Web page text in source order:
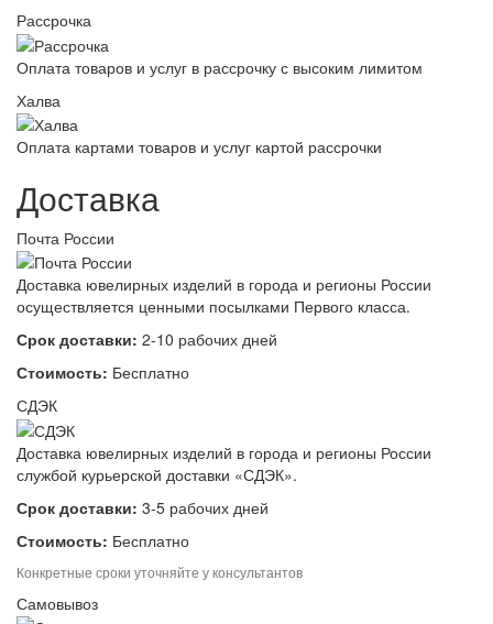
Рассрочка
Оплата товаров и услуг в рассрочку с высоким лимитом
Халва
Оплата картами товаров и услуг картой рассрочки
Доставка
Почта России
Доставка ювелирных изделий в города и регионы России
осуществляется ценными посылками Первого класса.
Срок доставки: 2-10 рабочих дней
Стоимость: Бесплатно
СДЭК
Доставка ювелирных изделий в города и регионы России
службой курьерской доставки «СДЭК».
Срок доставки: 3-5 рабочих дней
Стоимость: Бесплатно
Конкретные сроки уточняйте у консультантов
Самовывоз